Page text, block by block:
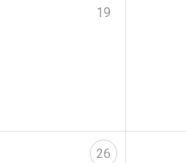
19
26